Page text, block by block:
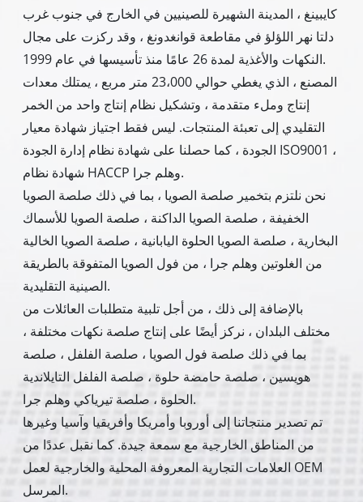
كايبينغ ، المدينة الشهيرة للصينيين في الخارج في جنوب غرب
دلتا نهر اللؤلؤ في مقاطعة قوانغدونغ ، وقد ركزت على مجال
النكهات والأغذية لمدة 26 عامًا منذ تأسيسها في عام 1999.
المصنع ، الذي يغطي حوالي 23،000 متر مربع ، يمتلك معدات
إنتاج وملء متقدمة ، وتشكيل نظام إنتاج واحد من الخمر
التقليدي إلى تعبئة المنتجات. ليس فقط اجتياز شهادة معيار
الجودة ، كما حصلنا على شهادة نظام إدارة الجودة ISO9001 ،
شهادة نظام HACCP وهلم جرا.
نحن نلتزم بتخمير صلصة الصويا ، بما في ذلك صلصة الصويا
الخفيفة ، صلصة الصويا الداكنة ، صلصة الصويا للأسماك
البخارية ، صلصة الصويا الحلوة اليابانية ، صلصة الصويا الخالية
من الغلوتين وهلم جرا ، من فول الصويا المتفوقة بالطريقة
الصينية التقليدية.
بالإضافة إلى ذلك ، من أجل تلبية متطلبات العائلات من
مختلف البلدان ، نركز أيضًا على إنتاج صلصة نكهات مختلفة ،
بما في ذلك صلصة فول الصويا ، صلصة الفلفل ، صلصة
هويسين ، صلصة حامضة حلوة ، صلصة الفلفل التايلاندية
الحلوة ، صلصة تيرياكي وهلم جرا.
تم تصدير منتجاتنا إلى أوروبا وأمريكا وأفريقيا وآسيا وغيرها
من المناطق الخارجية مع سمعة جيدة. كما نقبل عددًا من
العلامات التجارية المعروفة المحلية والخارجية لعمل OEM
المرسل.